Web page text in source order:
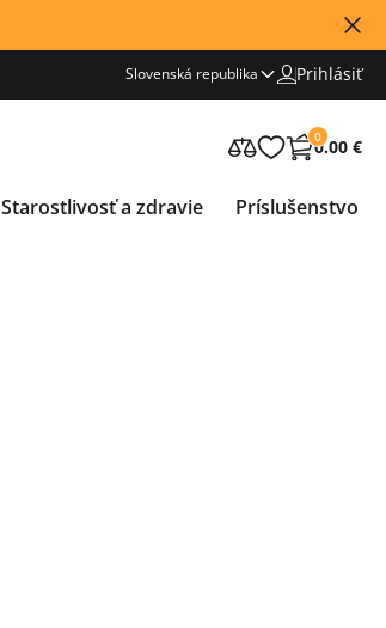
Slovenská republika Prihlásiť
0
0.00 €
Starostlivosť a zdravie Príslušenstvo